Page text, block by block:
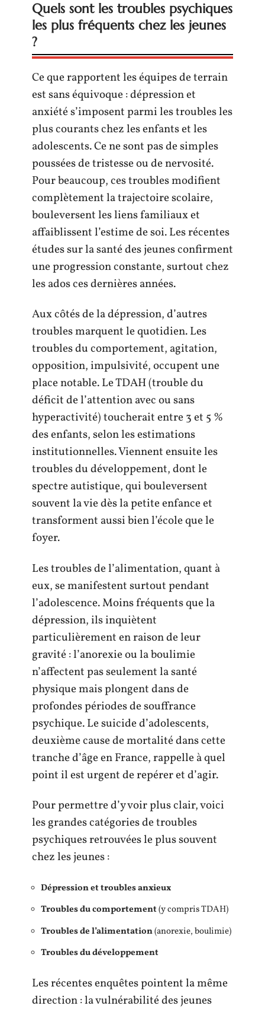
Quels sont les troubles psychiques
les plus fréquents chez les jeunes
?
Ce que rapportent les équipes de terrain
est sans équivoque : dépression et
anxiété s’imposent parmi les troubles les
plus courants chez les enfants et les
adolescents. Ce ne sont pas de simples
poussées de tristesse ou de nervosité.
Pour beaucoup, ces troubles modifient
complètement la trajectoire scolaire,
bouleversent les liens familiaux et
affaiblissent l’estime de soi. Les récentes
études sur la santé des jeunes confirment
une progression constante, surtout chez
les ados ces dernières années.
Aux côtés de la dépression, d’autres
troubles marquent le quotidien. Les
troubles du comportement, agitation,
opposition, impulsivité, occupent une
place notable. Le TDAH (trouble du
déficit de l’attention avec ou sans
hyperactivité) toucherait entre 3 et 5 %
des enfants, selon les estimations
institutionnelles. Viennent ensuite les
troubles du développement, dont le
spectre autistique, qui bouleversent
souvent la vie dès la petite enfance et
transforment aussi bien l’école que le
foyer.
Les troubles de l’alimentation, quant à
eux, se manifestent surtout pendant
l’adolescence. Moins fréquents que la
dépression, ils inquiètent
particulièrement en raison de leur
gravité : l’anorexie ou la boulimie
n’affectent pas seulement la santé
physique mais plongent dans de
profondes périodes de souffrance
psychique. Le suicide d’adolescents,
deuxième cause de mortalité dans cette
tranche d’âge en France, rappelle à quel
point il est urgent de repérer et d’agir.
Pour permettre d’y voir plus clair, voici
les grandes catégories de troubles
psychiques retrouvées le plus souvent
chez les jeunes :
Dépression et troubles anxieux
Troubles du comportement(y compris TDAH)
Troubles de l’alimentation(anorexie, boulimie)
Troubles du développement
Les récentes enquêtes pointent la même
direction : la vulnérabilité des jeunes